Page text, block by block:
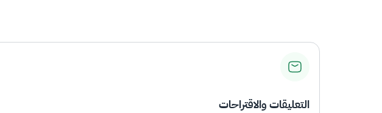
التعليقات والاقتراحات